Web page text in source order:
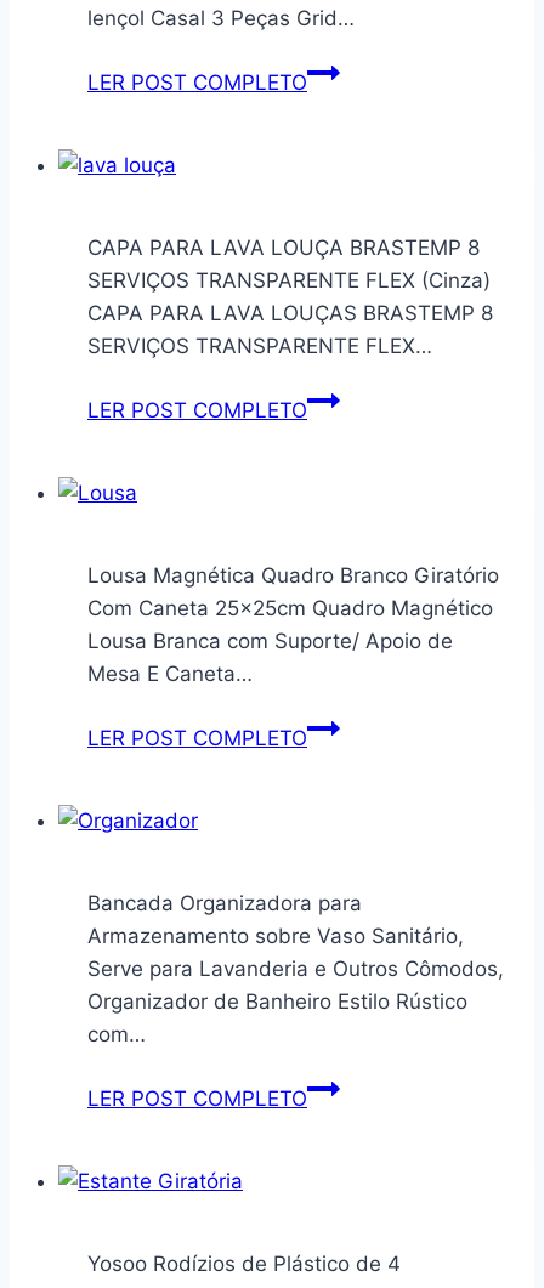
lençol Casal 3 Peças Grid…
LER POST COMPLETOJogo
Peças
Grid
Cinza
Algodão,
Marina
CAPA PARA LAVA LOUÇA BRASTEMP 8
SERVIÇOS TRANSPARENTE FLEX (Cinza)
CAPA PARA LAVA LOUÇAS BRASTEMP 8
SERVIÇOS TRANSPARENTE FLEX…
LER POST COMPLETOCAPA
8
SERVIÇOS
TRANSPARENTE
Lousa Magnética Quadro Branco Giratório
Com Caneta 25x25cm Quadro Magnético
Lousa Branca com Suporte/ Apoio de
Mesa E Caneta…
LER POST COMPLETOLousa
Caneta
25x25cm
Bancada Organizadora para
Armazenamento sobre Vaso Sanitário,
Serve para Lavanderia e Outros Cômodos,
Organizador de Banheiro Estilo Rústico
com…
LER POST COMPLETOBancada
Vaso
Yosoo Rodízios de Plástico de 4